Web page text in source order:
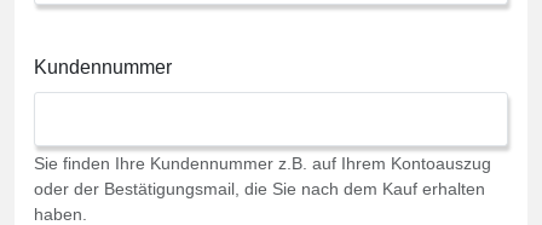
Kundennummer
Sie finden Ihre Kundennummer z.B. auf Ihrem Kontoauszug
oder der Bestätigungsmail, die Sie nach dem Kauf erhalten
haben.